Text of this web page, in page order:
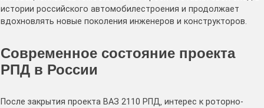
истории российского автомобилестроения и продолжает
вдохновлять новые поколения инженеров и конструкторов․
Современное состояние проекта
РПД в России
После закрытия проекта ВАЗ 2110 РПД‚ интерес к роторно-